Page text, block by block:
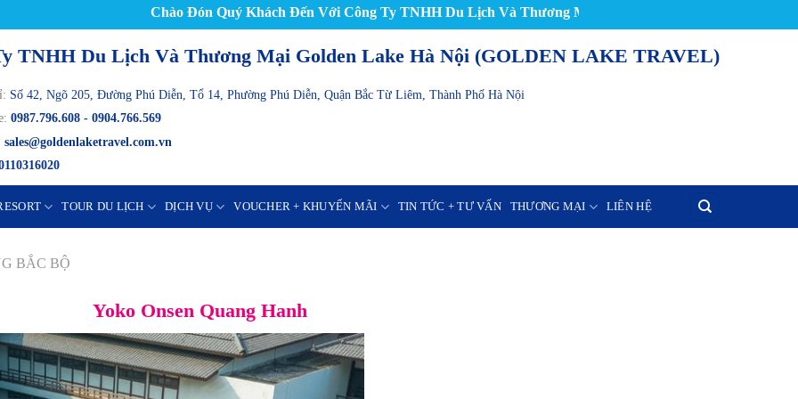
Chào Đón Quý Khách Đến Với Công Ty TNHH Du Lịch Và Thương Mại Golden Lake Hà Nội (GOLDEN
TNHH Du Lịch Và Thương Mại Golden Lake Hà Nội (GOLDEN LAKE TRAVEL)
Số 42, Ngõ 205, Đường Phú Diễn, Tổ 14, Phường Phú Diễn, Quận Bắc Từ Liêm, Thành Phố Hà Nội
0987.796.608 - 0904.766.569
sales@goldenlaketravel.com.vn
TOUR DU LỊCH DỊCH VỤ VOUCHER + KHUYẾN MÃI TIN TỨC + TƯ VẤN THƯƠNG MẠI LIÊN HỆ
BẮC BỘ
Yoko Onsen Quang Hanh